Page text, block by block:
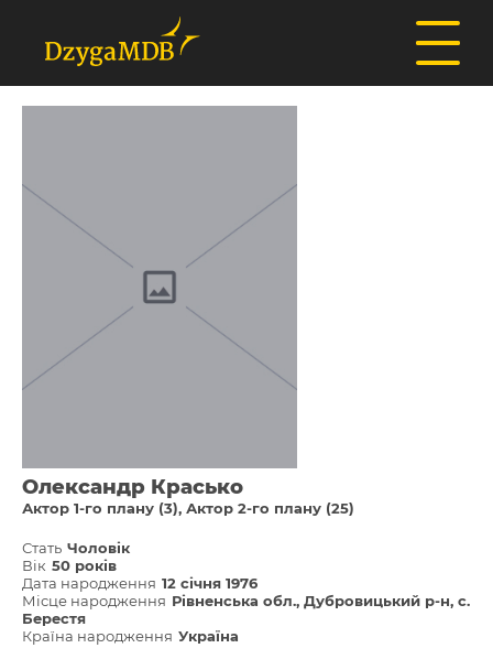
Олександр Красько
Актор 1-го плану (3) Актор 2-го плану (25)
Стать Чоловік
Вік 50 років
Дата народження 12 січня 1976
Місце народження Рівненська обл., Дубровицький р-н, с.
Берестя
Країна народження Україна